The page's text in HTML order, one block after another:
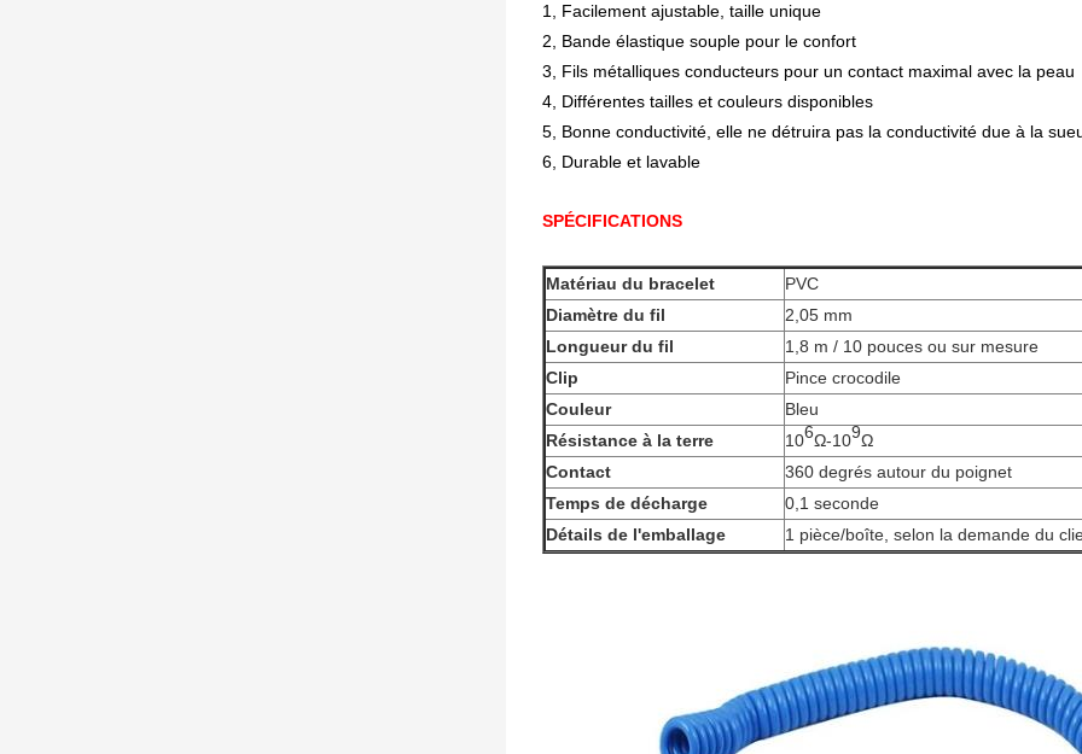
1, Facilement ajustable, taille unique
2, Bande élastique souple pour le confort
3, Fils métalliques conducteurs pour un contact maximal avec la peau
4, Différentes tailles et couleurs disponibles
5, Bonne conductivité, elle ne détruira pas la conductivité due à la
6, Durable et lavable
SPÉCIFICATIONS
Matériau du bracelet
PVC
Diamètre du fil
2,05 mm
Longueur du fil
1,8 m / 10 pouces ou sur mesure
Clip
Pince crocodile
Couleur
Bleu
Résistance à la terre
106Ω-109Ω
Contact
360 degrés autour du poignet
Temps de décharge
0,1 seconde
Détails de l'emballage
1 pièce/boîte, selon la demande du